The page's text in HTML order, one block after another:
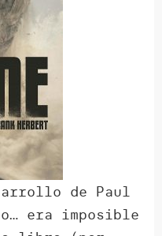
de Paul
era imposible